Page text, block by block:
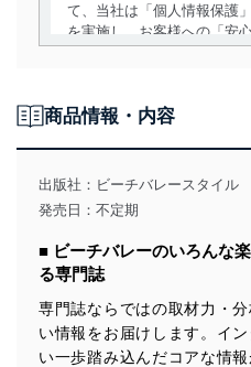
て、当社は「個人情報保護
を実施し、お客様への「安
用目的を明確にし、本人の
達成に必要な範囲内で適法
得・利用・提供を行います
個人情報は、同意を得ずに
みを確実にするため、従業
ます。また、目的外利用を
措置を講じます。
法令遵守
商品情報・内容
出版社： ビーチバレースタイル
発売日：不定期
■ ビーチバレーのいろんな
る専門誌
専門誌ならではの取材力・
い情報をお届けします。イ
い一歩踏み込んだコアな情